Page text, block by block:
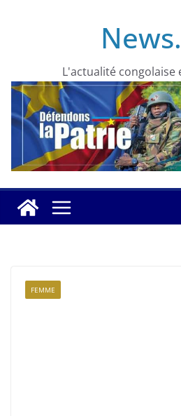
L'actualité congolaise
FEMME